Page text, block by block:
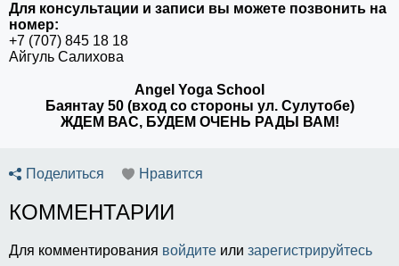
Для консультации и записи вы можете позвонить на
номер:
+7 (707) 845 18 18
Айгуль Салихова
Angel Yoga School
Баянтау 50 (вход со стороны ул. Сулутобе)
ЖДЕМ ВАС, БУДЕМ ОЧЕНЬ РАДЫ ВАМ!
Поделиться Нравится
КОММЕНТАРИИ
Для комментирования войдите или зарегистрируйтесь